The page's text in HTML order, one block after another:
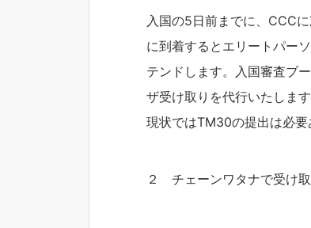
入国の5日前までに、CCC
に到着するとエリートパー
テンドします。入国審査ブ
ザ受け取りを代行いたします
現状ではTM30の提出は必要
２ チェーンワタナで受け